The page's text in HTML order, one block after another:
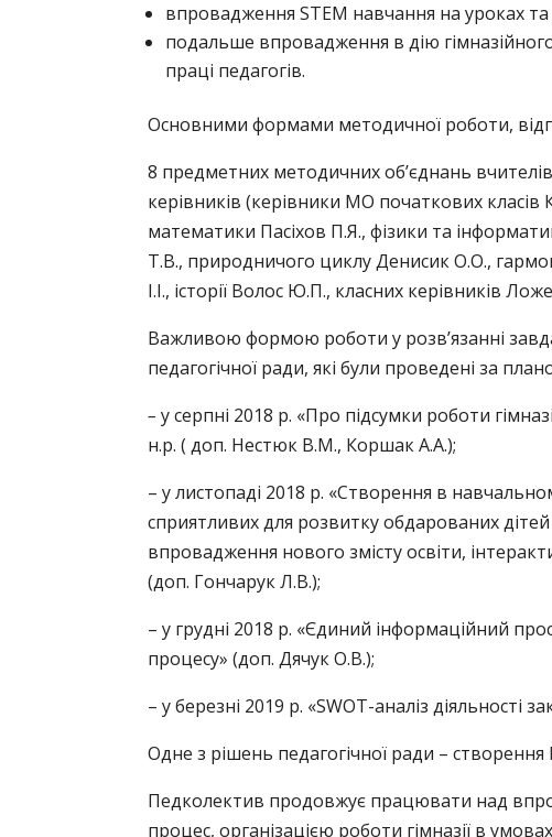
впровадження STEM навчання на уроках
подальше впровадження в дію
праці педагогів.
Основними формами методичної роботи,
8 предметних методичних об’єднань
керівників (керівники МО початкових
математики Пасіхов П.Я., фізики та
Т.В., природничого циклу Денисик О.О.,
І.І., історії Волос Ю.П., класних керівників
Важливою формою роботи у розв’язанні
педагогічної ради, які були проведені за
–у серпні 2018 р. «Про підсумки роботи
н.р. ( доп. Нестюк В.М., Коршак А.А.);
– у листопаді 2018 р. «Створення в
сприятливих для розвитку обдарованих
впровадження нового змісту освіти,
(доп. Гончарук Л.В.);
– у грудні 2018 р. «Єдиний інформаційний
процесу» (доп.Дячук О.В.);
–у березні 2019 р. «SWOT-аналіз діяльності
Одне з рішень педагогічної ради –
Педколектив продовжує працювати над
процес, організацією роботи гімназії в